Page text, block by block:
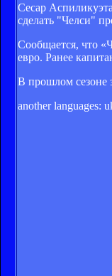
Сесар
сделать "Челси"
Сообщается, что
евро. Ранее
В прошлом сезоне
another languages: